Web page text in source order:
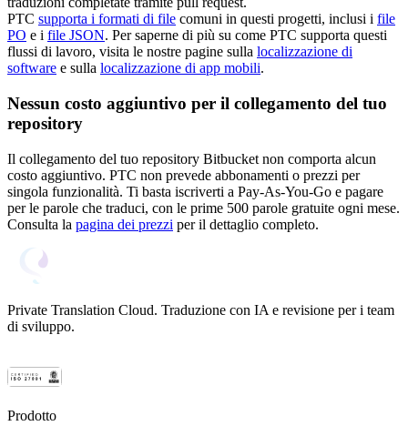
PTC supporta i formati di file comuni in questi progetti, inclusi i file
PO e i file JSON. Per saperne di più su come PTC supporta questi
flussi di lavoro, visita le nostre pagine sulla localizzazione di
software e sulla localizzazione di app mobili.
Nessun costo aggiuntivo per il collegamento del tuo
repository
Il collegamento del tuo repository Bitbucket non comporta alcun
costo aggiuntivo. PTC non prevede abbonamenti o prezzi per
singola funzionalità. Ti basta iscriverti a Pay-As-You-Go e pagare
per le parole che traduci, con le prime 500 parole gratuite ogni mese.
Consulta la pagina dei prezzi per il dettaglio completo.
Private Translation Cloud. Traduzione con IA e revisione per i team
di sviluppo.
Prodotto